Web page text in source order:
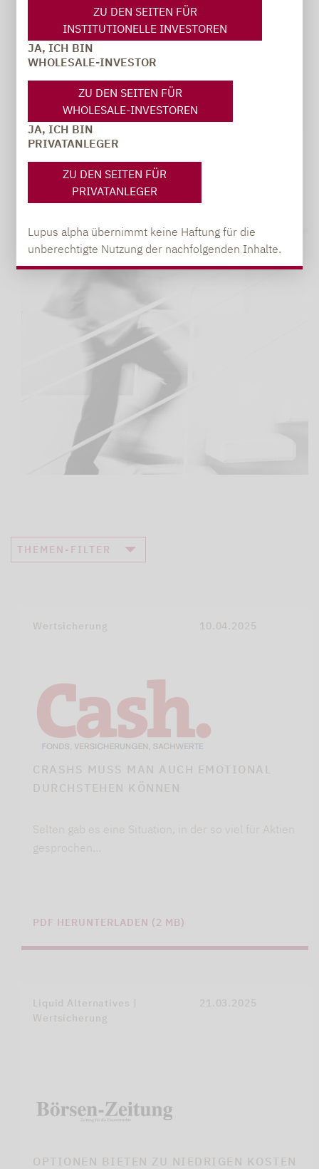
ZU DEN SEITEN FÜR
INSTITUTIONELLE INVESTOREN
JA, ICH BIN
WHOLESALE-INVESTOR
ZU DEN SEITEN FÜR
WHOLESALE-INVESTOREN
JA, ICH BIN
PRIVATANLEGER
ZU DEN SEITEN FÜR
PRIVATANLEGER
Lupus alpha übernimmt keine Haftung für die
unberechtigte Nutzung der nachfolgenden Inhalte.
1 2 3 4
THEMEN-FILTER
Wertsicherung 10.04.2025
CRASHS MUSS MAN AUCH EMOTIONAL
DURCHSTEHEN KÖNNEN
Selten gab es eine Situation, in der so viel für Aktien
gesprochen…
PDF HERUNTERLADEN (2 MB)
Liquid Alternatives |
Wertsicherung
21.03.2025
OPTIONEN BIETEN ZU NIEDRIGEN KOSTEN